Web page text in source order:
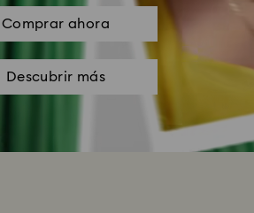
Comprar ahora
Descubrir más